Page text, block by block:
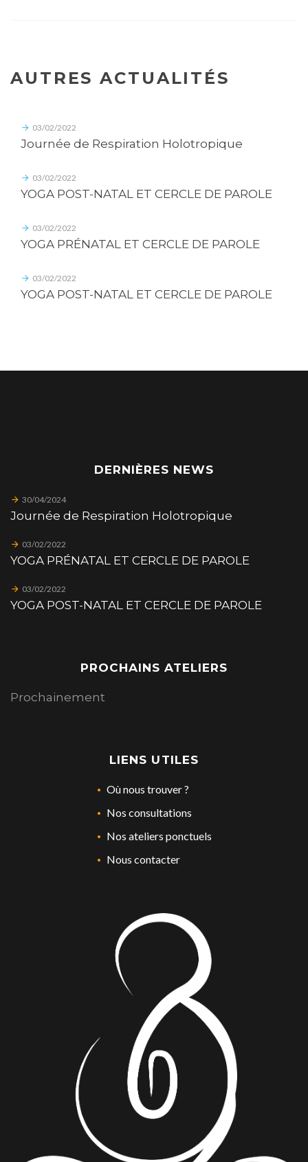
AUTRES ACTUALITÉS
03/02/2022
Journée de Respiration Holotropique
03/02/2022
YOGA POST-NATAL ET CERCLE DE PAROLE
03/02/2022
YOGA PRÉNATAL ET CERCLE DE PAROLE
03/02/2022
YOGA POST-NATAL ET CERCLE DE PAROLE
DERNIÈRES NEWS
30/04/2024
Journée de Respiration Holotropique
03/02/2022
YOGA PRÉNATAL ET CERCLE DE PAROLE
03/02/2022
YOGA POST-NATAL ET CERCLE DE PAROLE
PROCHAINS ATELIERS
Prochainement
LIENS UTILES
Où nous trouver ?
Nos consultations
Nos ateliers ponctuels
Nous contacter